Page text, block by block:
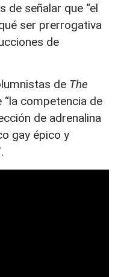
de señalar que “el
ser prerrogativa
de
de The
“la competencia de
de adrenalina
gay épico y